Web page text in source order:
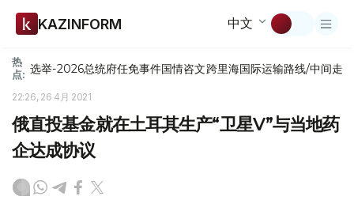
KAZINFORM 中文
热
点: 选举-2026总统府任免事件国情咨文跨里海国际运输路线/中间走廊
22:26, 26 4月 2021
俄直投基金就在土耳其生产“卫星V”与当地药
企达成协议